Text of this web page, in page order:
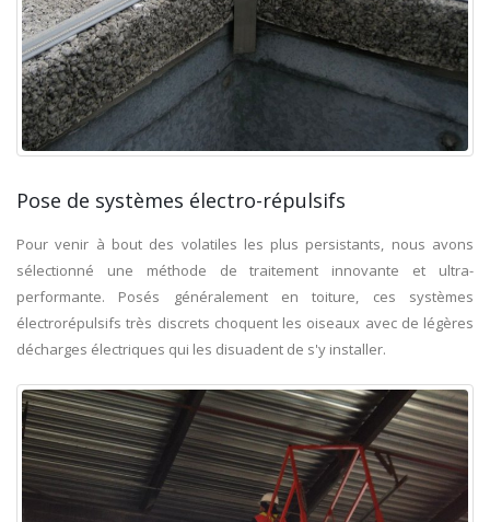
Pose de systèmes électro-répulsifs
Pour venir à bout des volatiles les plus persistants, nous avons
sélectionné une méthode de traitement innovante et ultra-
performante. Posés généralement en toiture, ces systèmes
électrorépulsifs très discrets choquent les oiseaux avec de légères
décharges électriques qui les disuadent de s'y installer.